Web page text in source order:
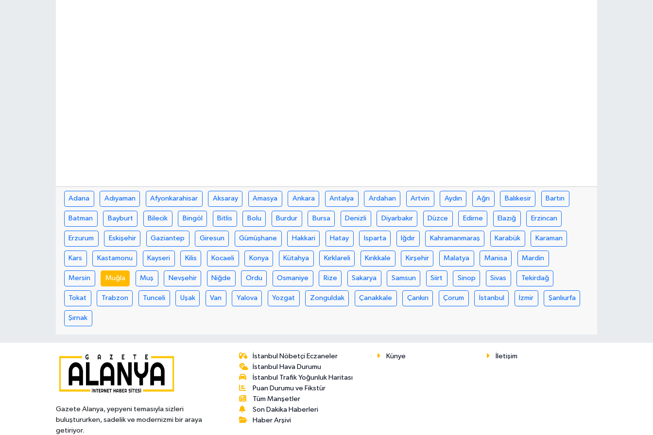
Adana Adıyaman Afyonkarahisar Aksaray Amasya Ankara Antalya Ardahan Artvin Aydın Ağrı Balıkesir Bartın
Batman Bayburt Bilecik Bingöl Bitlis Bolu Burdur Bursa Denizli Diyarbakır Düzce Edirne Elazığ Erzincan
Erzurum Eskişehir Gaziantep Giresun Gümüşhane Hakkari Hatay Isparta Iğdır Kahramanmaraş Karabük Karaman
Kars Kastamonu Kayseri Kilis Kocaeli Konya Kütahya Kırklareli Kırıkkale Kırşehir Malatya Manisa Mardin
Mersin Muğla Muş Nevşehir Niğde Ordu Osmaniye Rize Sakarya Samsun Siirt Sinop Sivas Tekirdağ
Tokat Trabzon Tunceli Uşak Van Yalova Yozgat Zonguldak Çanakkale Çankırı Çorum İstanbul İzmir Şanlıurfa
Şırnak
Gazete Alanya, yepyeni temasıyla sizleri
buluştururken, sadelik ve modernizmi bir araya
getiriyor.
İstanbul Nöbetçi Eczaneler
İstanbul Hava Durumu
İstanbul Trafik Yoğunluk Haritası
Puan Durumu ve Fikstür
Tüm Manşetler
Son Dakika Haberleri
Haber Arşivi
Künye İletişim